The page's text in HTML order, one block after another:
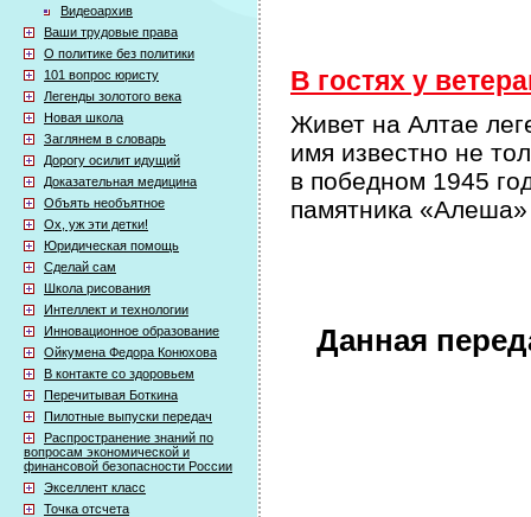
Видеоархив
Ваши трудовые права
О политике без политики
101 вопрос юристу
Легенды золотого века
Новая школа
Заглянем в словарь
Дорогу осилит идущий
Доказательная медицина
Объять необъятное
Ох, уж эти детки!
Юридическая помощь
Сделай сам
Школа рисования
Интеллект и технологии
Инновационное образование
Ойкумена Федора Конюхова
В контакте со здоровьем
Перечитывая Боткина
Пилотные выпуски передач
Распространение знаний по
вопросам экономической и
финансовой безопасности России
Экселлент класс
Точка отсчета
В гостях у
Живет на Алтае
имя известно не
в победном 1945
памятника
Данная